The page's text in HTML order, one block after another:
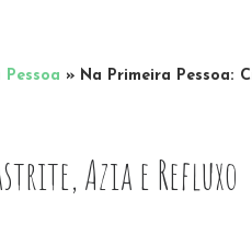
Pessoa » Na Primeira Pessoa:
Azia e Refluxo